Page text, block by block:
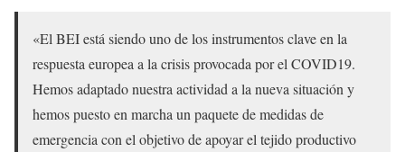
«El BEI está siendo uno de los instrumentos clave en la
respuesta europea a la crisis provocada por el COVID19.
Hemos adaptado nuestra actividad a la nueva situación y
hemos puesto en marcha un paquete de medidas de
emergencia con el objetivo de apoyar el tejido productivo